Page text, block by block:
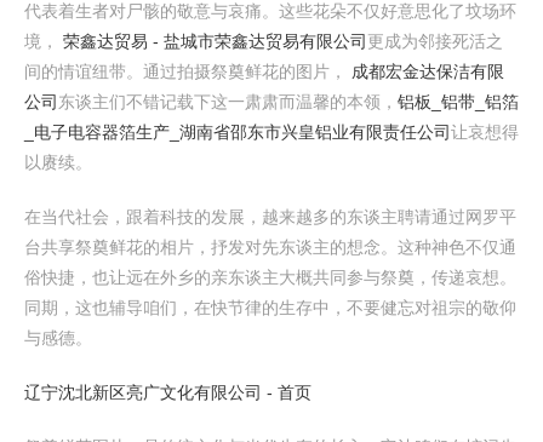
代表着生者对尸骸的敬意与哀痛。这些花朵不仅好意思化了坟场环
境， 荣鑫达贸易 - 盐城市荣鑫达贸易有限公司 更成为邻接死活之
间的情谊纽带。通过拍摄祭奠鲜花的图片， 成都宏金达保洁有限
公司 东谈主们不错记载下这一肃肃而温馨的本领， 铝板_铝带_铝箔
_电子电容器箔生产_湖南省邵东市兴皇铝业有限责任公司让哀想得
以赓续。
在当代社会，跟着科技的发展，越来越多的东谈主聘请通过网罗平
台共享祭奠鲜花的相片，抒发对先东谈主的想念。这种神色不仅通
俗快捷，也让远在外乡的亲东谈主大概共同参与祭奠，传递哀想。
同期，这也辅导咱们，在快节律的生存中，不要健忘对祖宗的敬仰
与感德。
辽宁沈北新区亮广文化有限公司 - 首页